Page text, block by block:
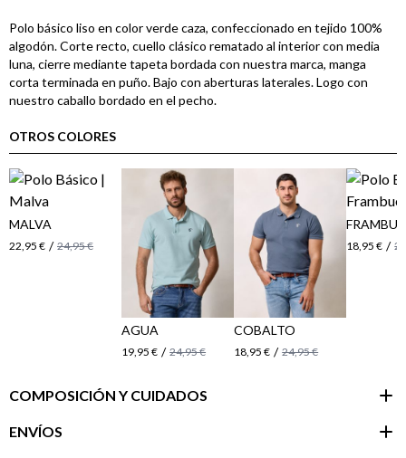
Polo básico liso en color verde caza, confeccionado en tejido 100%
algodón. Corte recto, cuello clásico rematado al interior con media
luna, cierre mediante tapeta bordada con nuestra marca, manga
corta terminada en puño. Bajo con aberturas laterales. Logo con
nuestro caballo bordado en el pecho.
OTROS COLORES
MALVA
22,95 € / 24,95 €
AGUA
19,95 € / 24,95 €
COBALTO
18,95 € / 24,95 €
18,95 € /
COMPOSICIÓN Y CUIDADOS
ENVÍOS